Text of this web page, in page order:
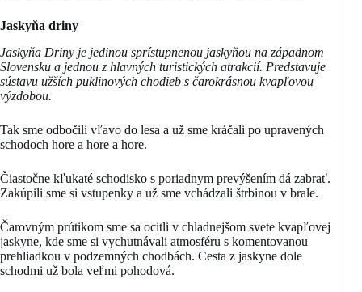
Jaskyňa driny
Jaskyňa Driny je jedinou sprístupnenou jaskyňou na západnom
Slovensku a jednou z hlavných turistických atrakcií. Predstavuje
sústavu užších puklinových chodieb s čarokrásnou kvapľovou
výzdobou.
Tak sme odbočili vľavo do lesa a už sme kráčali po upravených
schodoch hore a hore a hore.
Čiastočne kľukaté schodisko s poriadnym prevýšením dá zabrať.
Zakúpili sme si vstupenky a už sme vchádzali štrbinou v brale.
Čarovným prútikom sme sa ocitli v chladnejšom svete kvapľovej
jaskyne, kde sme si vychutnávali atmosféru s komentovanou
prehliadkou v podzemných chodbách. Cesta z jaskyne dole
schodmi už bola veľmi pohodová.